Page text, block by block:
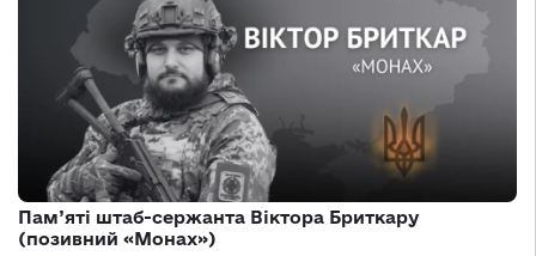
Пам’яті штаб-сержанта Віктора Бриткару
(позивний «Монах»)